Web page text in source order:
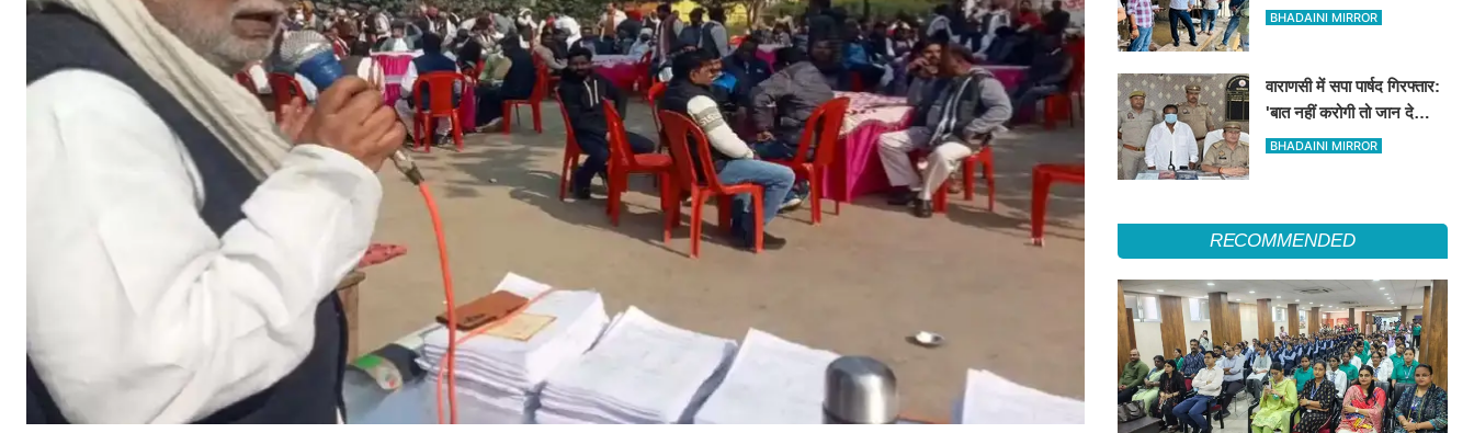
यूनिटी मॉल के निर्माण कार्य का
BHADAINI MIRROR
वाराणसी में सपा पार्षद गिरफ्तार:
'बात नहीं करोगी तो जान दे
दूंगा', विधवा महिला ने दर्ज
BHADAINI MIRROR
RECOMMENDED